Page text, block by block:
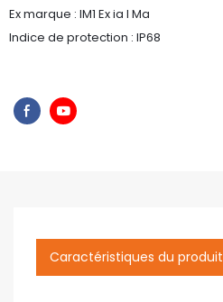
Ex marque : IM1 Ex ia I Ma
Indice de protection : IP68
Caractéristiques du produit